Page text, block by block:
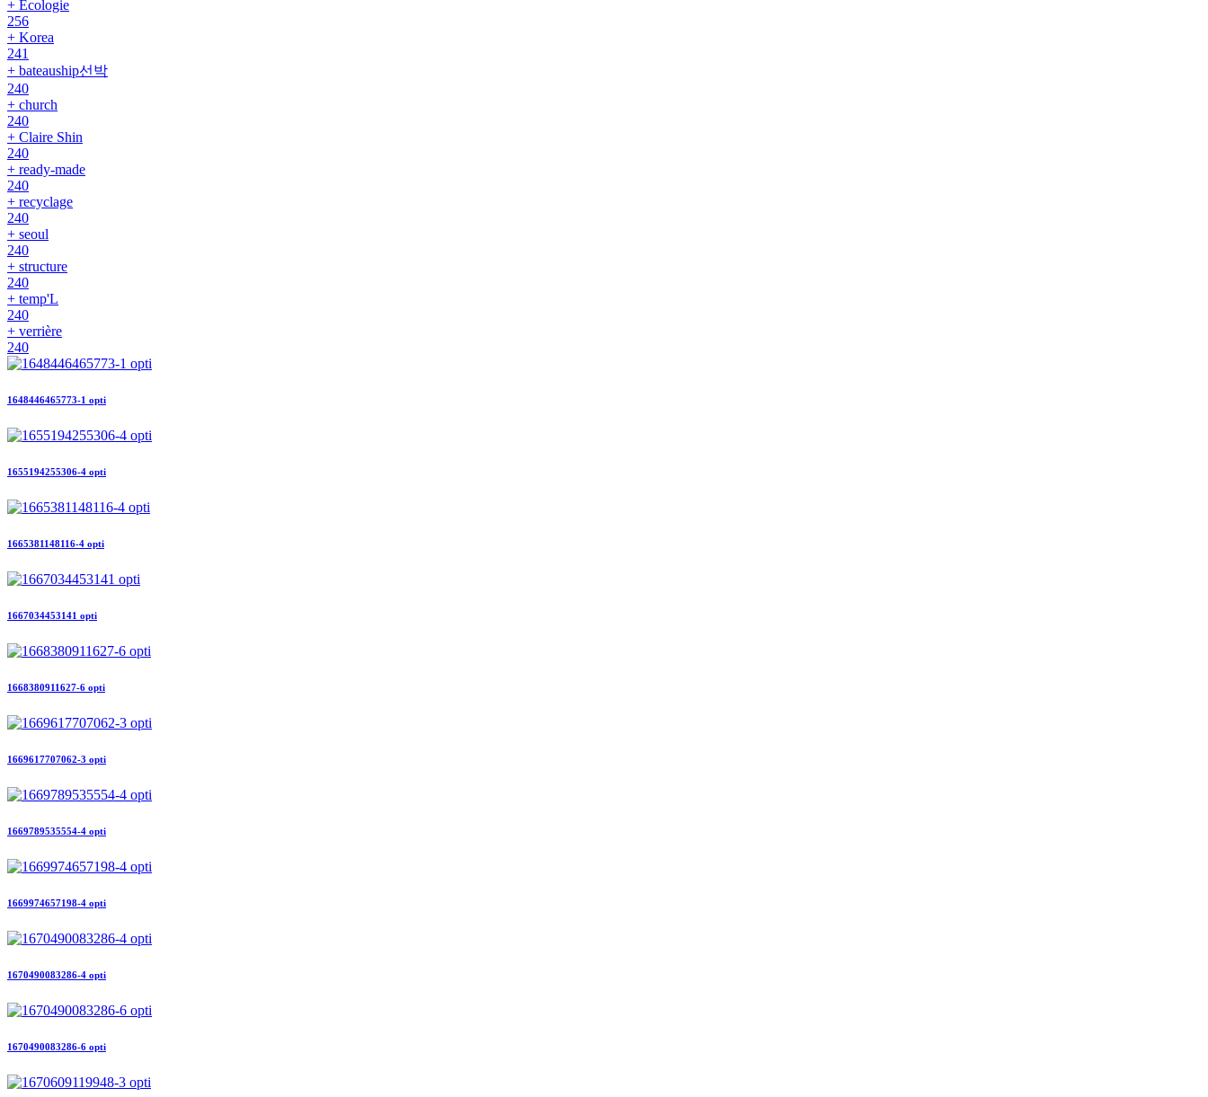
+ Ecologie
256
+ Korea
241
+ bateauship선박
240
+ church
240
+ Claire Shin
240
+ ready-made
240
+ recyclage
240
+ seoul
240
+ structure
240
+ temp'L
240
+ verrière
240
1648446465773-1 opti
1655194255306-4 opti
1665381148116-4 opti
1667034453141 opti
1668380911627-6 opti
1669617707062-3 opti
1669789535554-4 opti
1669974657198-4 opti
1670490083286-4 opti
1670490083286-6 opti